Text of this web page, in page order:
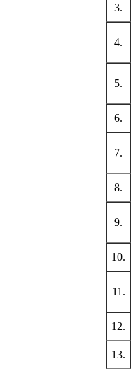
3.
4.
5.
6.
7.
8.
9.
10.
11.
12.
13.